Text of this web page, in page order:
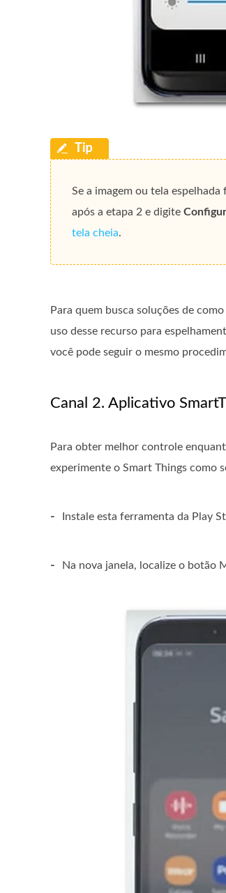
Se a imagem ou tela
após a etapa 2 e digite
tela cheia.
Para quem busca soluções de
uso desse recurso para
você pode seguir o mesmo
Canal 2. Aplicativo
Para obter melhor controle
experimente o Smart Things como
- Instale esta ferramenta da Play
- Na nova janela, localize o botão